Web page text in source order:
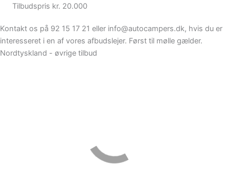
Tilbudspris kr. 20.000
Kontakt os på 92 15 17 21 eller info@autocampers.dk, hvis du er
interesseret i en af vores afbudslejer. Først til mølle gælder.
Nordtyskland - øvrige tilbud